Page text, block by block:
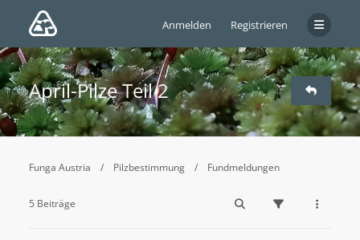
Anmelden Registrieren
April-Pilze Teil 2
Funga Austria Pilzbestimmung Fundmeldungen
5 Beiträge